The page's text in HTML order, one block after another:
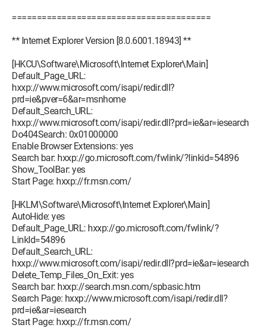
========================================
** Internet Explorer Version [8.0.6001.18943] **
[HKCU\Software\Microsoft\Internet Explorer\Main]
Default_Page_URL:
hxxp://www.microsoft.com/isapi/redir.dll?
prd=ie&pver=6&ar=msnhome
Default_Search_URL:
hxxp://www.microsoft.com/isapi/redir.dll?prd=ie&ar=iesearch
Do404Search: 0x01000000
Enable Browser Extensions: yes
Search bar: hxxp://go.microsoft.com/fwlink/?linkid=54896
Show_ToolBar: yes
Start Page: hxxp://fr.msn.com/
[HKLM\Software\Microsoft\Internet Explorer\Main]
AutoHide: yes
Default_Page_URL: hxxp://go.microsoft.com/fwlink/?
LinkId=54896
Default_Search_URL:
hxxp://www.microsoft.com/isapi/redir.dll?prd=ie&ar=iesearch
Delete_Temp_Files_On_Exit: yes
Search bar: hxxp://search.msn.com/spbasic.htm
Search Page: hxxp://www.microsoft.com/isapi/redir.dll?
prd=ie&ar=iesearch
Start Page: hxxp://fr.msn.com/